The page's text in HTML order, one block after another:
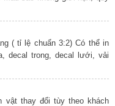
( tỉ lệ chuẩn 3:2) Có thể in
decal trong, decal lưới, vải
vật thay đổi tùy theo khách